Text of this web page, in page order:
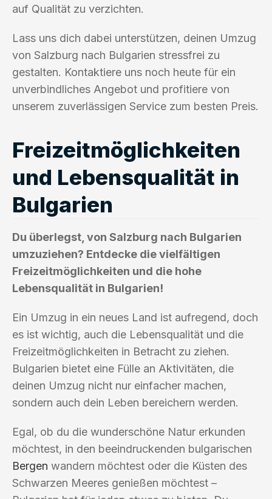
auf Qualität zu verzichten.
Lass uns dich dabei unterstützen, deinen Umzug
von Salzburg nach Bulgarien stressfrei zu
gestalten. Kontaktiere uns noch heute für ein
unverbindliches Angebot und profitiere von
unserem zuverlässigen Service zum besten Preis.
Freizeitmöglichkeiten
und Lebensqualität in
Bulgarien
Du überlegst, von Salzburg nach Bulgarien
umzuziehen? Entdecke die vielfältigen
Freizeitmöglichkeiten und die hohe
Lebensqualität in Bulgarien!
Ein Umzug in ein neues Land ist aufregend, doch
es ist wichtig, auch die Lebensqualität und die
Freizeitmöglichkeiten in Betracht zu ziehen.
Bulgarien bietet eine Fülle an Aktivitäten, die
deinen Umzug nicht nur einfacher machen,
sondern auch dein Leben bereichern werden.
Egal, ob du die wunderschöne Natur erkunden
möchtest, in den beeindruckenden bulgarischen
Bergen wandern möchtest oder die Küsten des
Schwarzen Meeres genießen möchtest –